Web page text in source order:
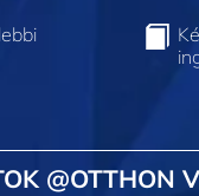
@OTTHON